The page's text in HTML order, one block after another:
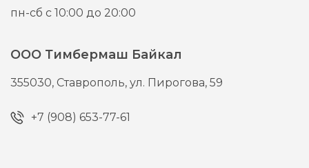
пн-сб с 10:00 до 20:00
ООО Тимбермаш Байкал
355030, Ставрополь,ул. Пирогова, 59
+7 (908) 653-77-61